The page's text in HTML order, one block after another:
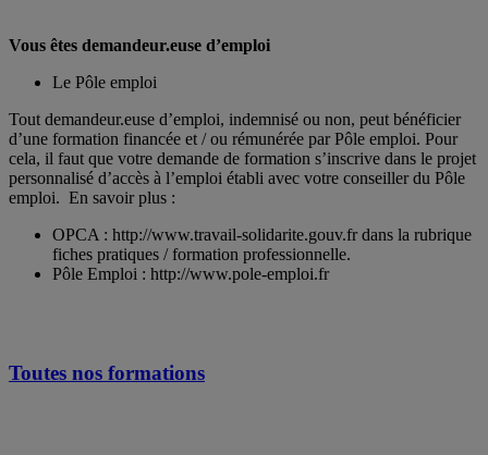
Vous êtes demandeur.euse d’emploi
Le Pôle emploi
Tout demandeur.euse d’emploi, indemnisé ou non, peut bénéficier
d’une formation financée et / ou rémunérée par Pôle emploi. Pour
cela, il faut que votre demande de formation s’inscrive dans le projet
personnalisé d’accès à l’emploi établi avec votre conseiller du Pôle
emploi. En savoir plus :
OPCA : http://www.travail-solidarite.gouv.fr dans la rubrique
fiches pratiques / formation professionnelle.
Pôle Emploi : http://www.pole-emploi.fr
Toutes nos formations